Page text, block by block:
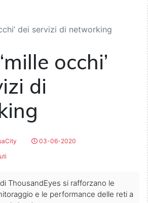
dei servizi di networking
occhi’
di
03-06-2020
ThousandEyes si rafforzano le
e le performance delle reti a